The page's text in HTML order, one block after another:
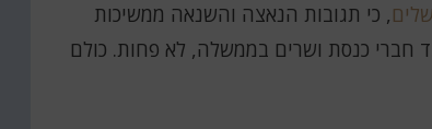
, כי תגובות הנאצה והשנאה ממשיכות
חברי כנסת ושרים בממשלה, לא פחות. כולם